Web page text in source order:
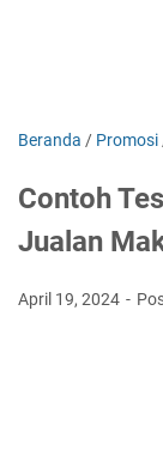
Beranda / Promosi
Contoh
Jualan
April 19, 2024